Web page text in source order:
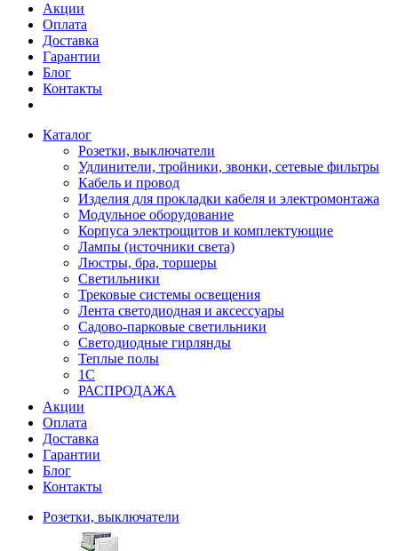
Акции
Оплата
Доставка
Гарантии
Блог
Контакты
Каталог
Розетки, выключатели
Удлинители, тройники, звонки, сетевые фильтры
Кабель и провод
Изделия для прокладки кабеля и электромонтажа
Модульное оборудование
Корпуса электрощитов и комплектующие
Лампы (источники света)
Люстры, бра, торшеры
Светильники
Трековые системы освещения
Лента светодиодная и аксессуары
Садово-парковые светильники
Светодиодные гирлянды
Теплые полы
1С
РАСПРОДАЖА
Акции
Оплата
Доставка
Гарантии
Блог
Контакты
Розетки, выключатели